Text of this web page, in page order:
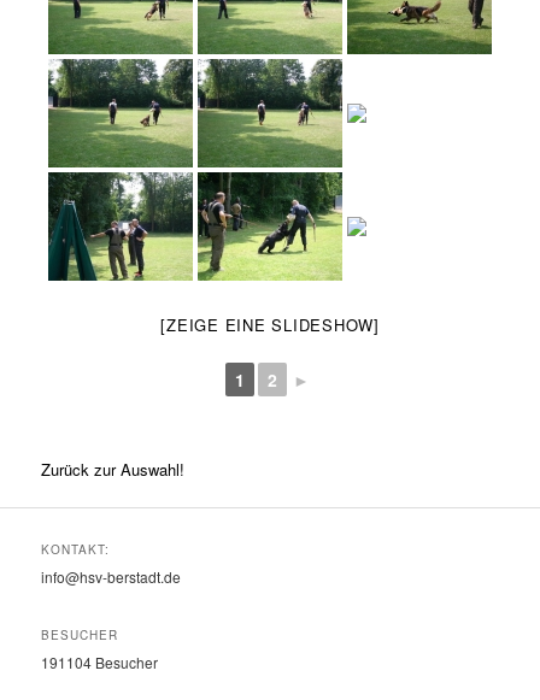
[ZEIGE EINE SLIDESHOW]
1 2 ►
Zurück zur Auswahl!
KONTAKT:
info@hsv-berstadt.de
BESUCHER
191104 Besucher